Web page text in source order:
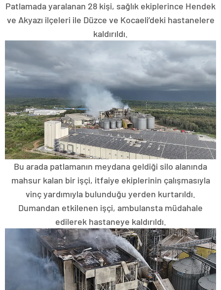
Patlamada yaralanan 28 kişi, sağlık ekiplerince Hendek
ve Akyazı ilçeleri ile Düzce ve Kocaeli’deki hastanelere
kaldırıldı.
Bu arada patlamanın meydana geldiği silo alanında
mahsur kalan bir işçi, itfaiye ekiplerinin çalışmasıyla
vinç yardımıyla bulunduğu yerden kurtarıldı.
Dumandan etkilenen işçi, ambulansta müdahale
edilerek hastaneye kaldırıldı.